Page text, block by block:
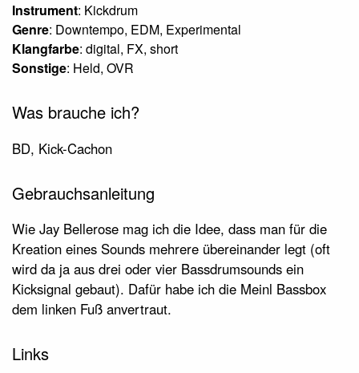
Instrument: Kickdrum
Genre: Downtempo, EDM, Experimental
Klangfarbe: digital, FX, short
Sonstige: Held, OVR
Was brauche ich?
BD, Kick-Cachon
Gebrauchsanleitung
Wie Jay Bellerose mag ich die Idee, dass man für die
Kreation eines Sounds mehrere übereinander legt (oft
wird da ja aus drei oder vier Bassdrumsounds ein
Kicksignal gebaut). Dafür habe ich die Meinl Bassbox
dem linken Fuß anvertraut.
Links